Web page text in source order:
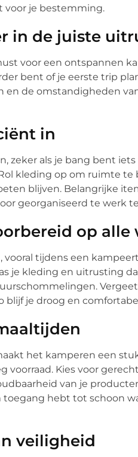
je bestemming.
in de juiste
voor een ontspannen
bent of je eerste trip
en de omstandigheden
in
zeker als je bang bent
kleding op om ruimte
blijven. Belangrijke
georganiseerd te werk
op
vooral tijdens een
je kleding en uitrusting
blijf je droog en
het kamperen een
voorraad. Kies voor
van je
toegang hebt tot schoon
veiligheid